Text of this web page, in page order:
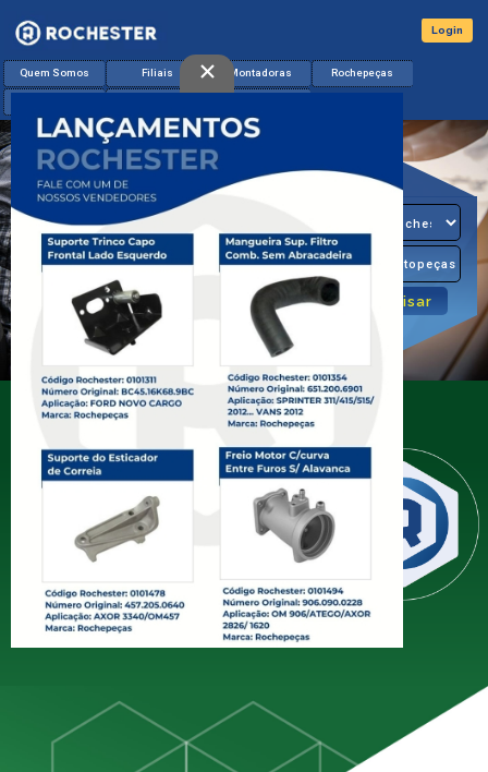
×
Quem Somos Filiais Montadoras Rochepeças
Login
O Seu
Distribuidor
de Miudezas
Diesel
A Rochester é líder no mercado de
estando presente em todo o
território brasileiro com mais de 60
anos de experiência dedicados
exclusivamente ao setor